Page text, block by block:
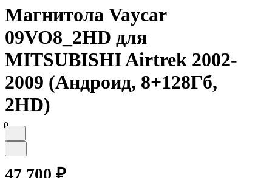
Магнитола Vaycar
09VO8_2HD для
MITSUBISHI Airtrek 2002-
2009 (Андроид, 8+128Гб,
2HD)
0